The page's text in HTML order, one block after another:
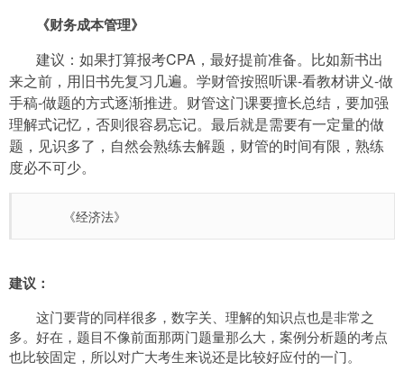
《财务成本管理》
建议：如果打算报考CPA，最好提前准备。比如新书出
来之前，用旧书先复习几遍。学财管按照听课-看教材讲义-做
手稿-做题的方式逐渐推进。财管这门课要擅长总结，要加强
理解式记忆，否则很容易忘记。最后就是需要有一定量的做
题，见识多了，自然会熟练去解题，财管的时间有限，熟练
度必不可少。
《经济法》
建议：
这门要背的同样很多，数字关、理解的知识点也是非常之
多。好在，题目不像前面那两门题量那么大，案例分析题的考点
也比较固定，所以对广大考生来说还是比较好应付的一门。